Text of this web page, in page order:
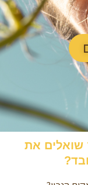
שואלים את